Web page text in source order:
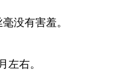
没有害羞。
左右。